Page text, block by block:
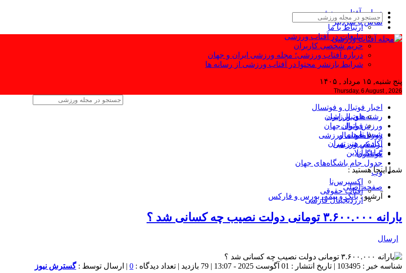
درباره آفتاب ورزشی
تماس با سردبیر
ارتباط با ما
تبلیغات در آفتاب ورزشی
حریم شخصی کاربران
درباره آفتاب ورزشی؛ مجله ورزشی ایران و جهان
شرایط بازنشر محتوا در آفتاب ورزشی از رسانه ها
پنج شنبه, ۱۵ مرداد , ۱۴۰۵
Thursday, 6 August , 2026
اخبار فوتبال و فوتسال
فوتبال ایران
فوتبال جهان
فوتسال
رشته‌های ورزشی
ورزش بانوان
روزنامه‌های ورزشی
پزشکی ورزشی
گوناگون
جدول جام باشگاه‌های جهان
وب
اکسپرس‌نا
آفتاب حقوقی
ارزدیجیتال فارسی
شیش‌تا
آکادمی هنر تهران
تماشا آنلاین
شما اینجا هستید :
صفحه اصلی
آرشیو :بانک و بیمه، بورس و فارکس
یارانه ۳.۶۰۰.۰۰۰ تومانی دولت نصیب چه کسانی شد ؟
ارسال
شناسه خبر : 103495 | تاریخ انتشار : 01 آگوست 2025 - 13:07 | 79 بازدید | تعداد دیدگاه : 0 | ارسال توسط :گسترش نیوز